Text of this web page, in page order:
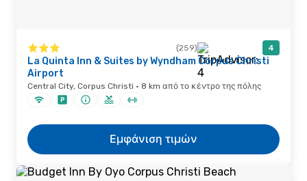
(259) 4
La Quinta Inn & Suites by Wyndham Corpus Christi
Airport
Central City, Corpus Christi · 8 km από το κέντρο της πόλης
Εμφάνιση τιμών